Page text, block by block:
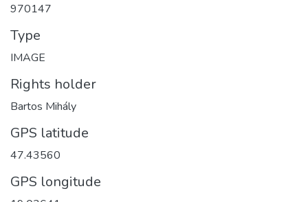
970147
Type
IMAGE
Rights holder
Bartos Mihály
GPS latitude
47.43560
GPS longitude